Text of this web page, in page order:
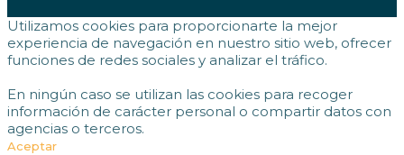
Utilizamos cookies para proporcionarte la mejor
experiencia de navegación en nuestro sitio web, ofrecer
funciones de redes sociales y analizar el tráfico.
En ningún caso se utilizan las cookies para recoger
información de carácter personal o compartir datos con
agencias o terceros.
Aceptar